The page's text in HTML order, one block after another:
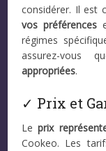
considérer. Il est
vos préférences
régimes
assurez-vous
appropriées.
✓ Prix et
Leprix
Cookeo. Les